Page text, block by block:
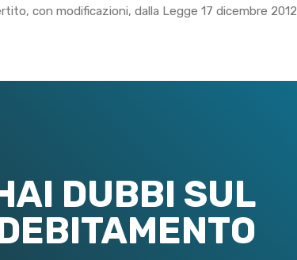
con modificazioni, dalla Legge 17 dicembre
DUBBI SUL